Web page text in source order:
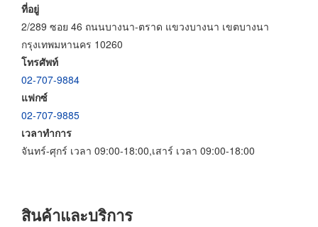
ที่อยู่
2/289 ซอย 46 ถนนบางนา-ตราด แขวงบางนา เขตบางนา
กรุงเทพมหานคร 10260
โทรศัพท์
02-707-9884
แฟกซ์
02-707-9885
เวลาทำการ
จันทร์-ศุกร์ เวลา 09:00-18:00,เสาร์ เวลา 09:00-18:00
สินค้าและบริการ